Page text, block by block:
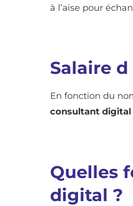
à l’aise pour
Salaire
En fonction du
consultant digital
Quelles
digital ?